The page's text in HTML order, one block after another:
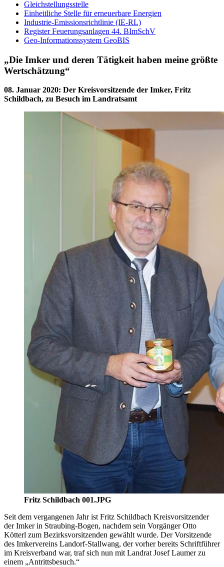
Gleichstellungsstelle
Einheitliche Stelle für erneuerbare Energien
Industrie-Emissionsrichtlinie (IE-RL)
Register Feuerungsanlagen 44. BImSchV
Geo-Informationssystem GeoBIS
„Die Imker und deren Tätigkeit haben meine größte
Wertschätzung“
08. Januar 2020: Der Kreisvorsitzende der Imker, Fritz
Schildbach, zu Besuch im Landratsamt
Fritz Schildbach 001.JPG
Seit dem vergangenen Jahr ist Fritz Schildbach Kreisvorsitzender
der Imker in Straubing-Bogen, nachdem sein Vorgänger Otto
Kötterl zum Bezirksvorsitzenden gewählt wurde. Der Vorsitzende
des Imkervereins Landorf-Stallwang, der vorher bereits Schriftführer
im Kreisverband war, traf sich nun mit Landrat Josef Laumer zu
einem „Antrittsbesuch.“